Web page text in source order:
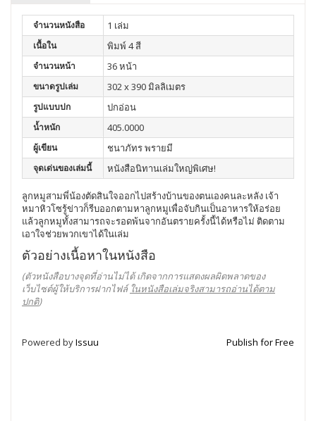
จำนวนหนังสือ 1 เล่ม
เนื้อใน พิมพ์ 4 สี
จำนวนหน้า 36 หน้า
ขนาดรูปเล่ม 302 x 390 มิลลิเมตร
รูปแบบปก ปกอ่อน
น้ำหนัก 405.0000
ผู้เขียน ชนาภัทร พรายมี
จุดเด่นของเล่มนี้ หนังสือนิทานเล่มใหญ่พิเศษ!
ลูกหมูสามพี่น้องตัดสินใจออกไปสร้างบ้านของตนเองคนละหลัง เจ้า
หมาหิวโซรู้ข่าวก็รีบออกตามหาลูกหมูเพื่อจับกินเป็นอาหารให้อร่อย
แล้วลูกหมูทั้งสามารถจะรอดพ้นจากอันตรายครั้งนี้ได้หรือไม่ ติดตาม
เอาใจช่วยพวกเขาได้ในเล่ม
ตัวอย่างเนื้อหาในหนังสือ
(ตัวหนังสือบางจุดที่อ่านไม่ได้ เกิดจากการแสดงผลผิดพลาดของ
เว็บไซต์ผู้ให้บริการฝากไฟล์ ในหนังสือเล่มจริงสามารถอ่านได้ตาม
ปกติ)
Powered byIssuu Publish for Free